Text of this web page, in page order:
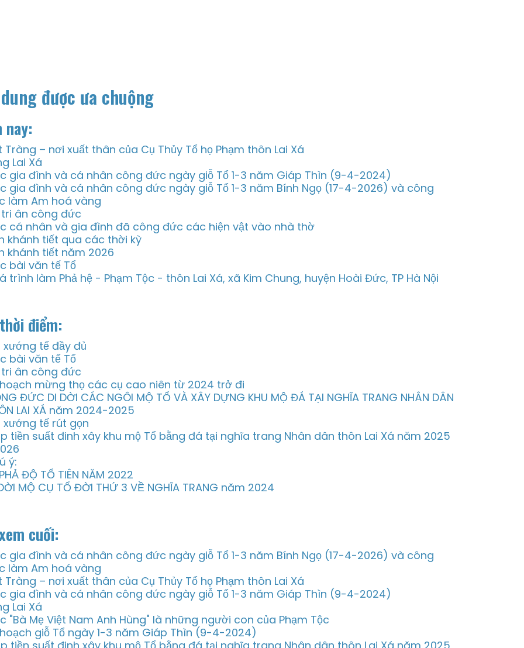
được ưa chuộng
nay:
Tràng – nơi xuất thân của Cụ Thủy Tổ họ Phạm thôn Lai Xá
Lai Xá
gia đình và cá nhân công đức ngày giỗ Tổ 1-3 năm Giáp Thìn (9-4-2024)
gia đình và cá nhân công đức ngày giỗ Tổ 1-3 năm Bính Ngọ (17-4-2026) và công
làm Am hoá vàng
tri ân công đức
cá nhân và gia đình đã công đức các hiện vật vào nhà thờ
khánh tiết qua các thời kỳ
khánh tiết năm 2026
bài văn tế Tổ
trình làm Phả hệ - Phạm Tộc - thôn Lai Xá, xã Kim Chung, huyện Hoài Đức, TP Hà Nội
điểm:
xướng tế đầy đủ
bài văn tế Tổ
tri ân công đức
mừng thọ các cụ cao niên từ 2024 trở đi
ĐỨC DI DỜI CÁC NGÔI MỘ TỔ VÀ XÂY DỰNG KHU MỘ ĐÁ TẠI NGHĨA TRANG NHÂN DÂN
LAI XÁ năm 2024-2025
xướng tế rút gọn
tiền suất đinh xây khu mộ Tổ bằng đá tại nghĩa trang Nhân dân thôn Lai Xá năm 2025
ý:
ĐỘ TỔ TIÊN NĂM 2022
MỘ CỤ TỔ ĐỜI THỨ 3 VỀ NGHĨA TRANG năm 2024
cuối:
gia đình và cá nhân công đức ngày giỗ Tổ 1-3 năm Bính Ngọ (17-4-2026) và công
làm Am hoá vàng
Tràng – nơi xuất thân của Cụ Thủy Tổ họ Phạm thôn Lai Xá
gia đình và cá nhân công đức ngày giỗ Tổ 1-3 năm Giáp Thìn (9-4-2024)
Lai Xá
"Bà Mẹ Việt Nam Anh Hùng" là những người con của Phạm Tộc
giỗ Tổ ngày 1-3 năm Giáp Thìn (9-4-2024)